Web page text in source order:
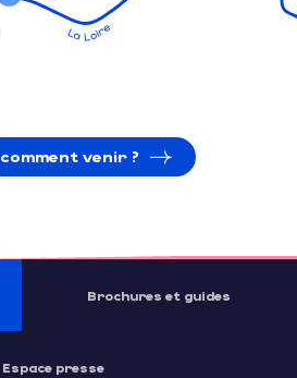
comment venir ?
Brochures et guides
Espace presse